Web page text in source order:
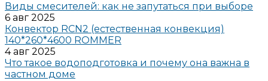
Виды смесителей: как не запутаться при выборе
6 авг 2025
Конвектор RCN2 (естественная конвекция)
140*260*4600 ROMMER
4 авг 2025
Что такое водоподготовка и почему она важна в
частном доме